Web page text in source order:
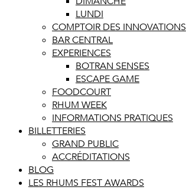
LUNDI
COMPTOIR DES INNOVATIONS
BAR CENTRAL
EXPERIENCES
BOTRAN SENSES
ESCAPE GAME
FOODCOURT
RHUM WEEK
INFORMATIONS PRATIQUES
BILLETTERIES
GRAND PUBLIC
ACCRÉDITATIONS
BLOG
LES RHUMS FEST AWARDS